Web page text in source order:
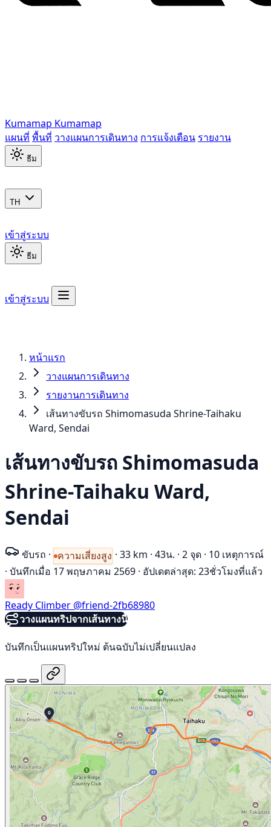
Kumamap Kumamap
แผนที่ พื้นที่ วางแผนการเดินทาง การแจ้งเตือน รายงาน
ธีม
TH
เข้าสู่ระบบ
ธีม
เข้าสู่ระบบ
หน้าแรก
วางแผนการเดินทาง
รายงานการเดินทาง
เส้นทางขับรถ Shimomasuda Shrine-Taihaku
Ward, Sendai
เส้นทางขับรถ Shimomasuda
Shrine-Taihaku Ward,
Sendai
ขับรถ · ความเสี่ยงสูง · 33 km · 43น. · 2 จุด · 10 เหตุการณ์
· บันทึกเมื่อ 17 พฤษภาคม 2569 · อัปเดตล่าสุด: 23ชั่วโมงที่แล้ว
Ready Climber @friend-2fb68980
วางแผนทริปจากเส้นทางนี้
บันทึกเป็นแผนทริปใหม่ ต้นฉบับไม่เปลี่ยนแปลง